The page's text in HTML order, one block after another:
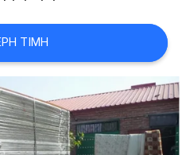
ΤΙΜΉ